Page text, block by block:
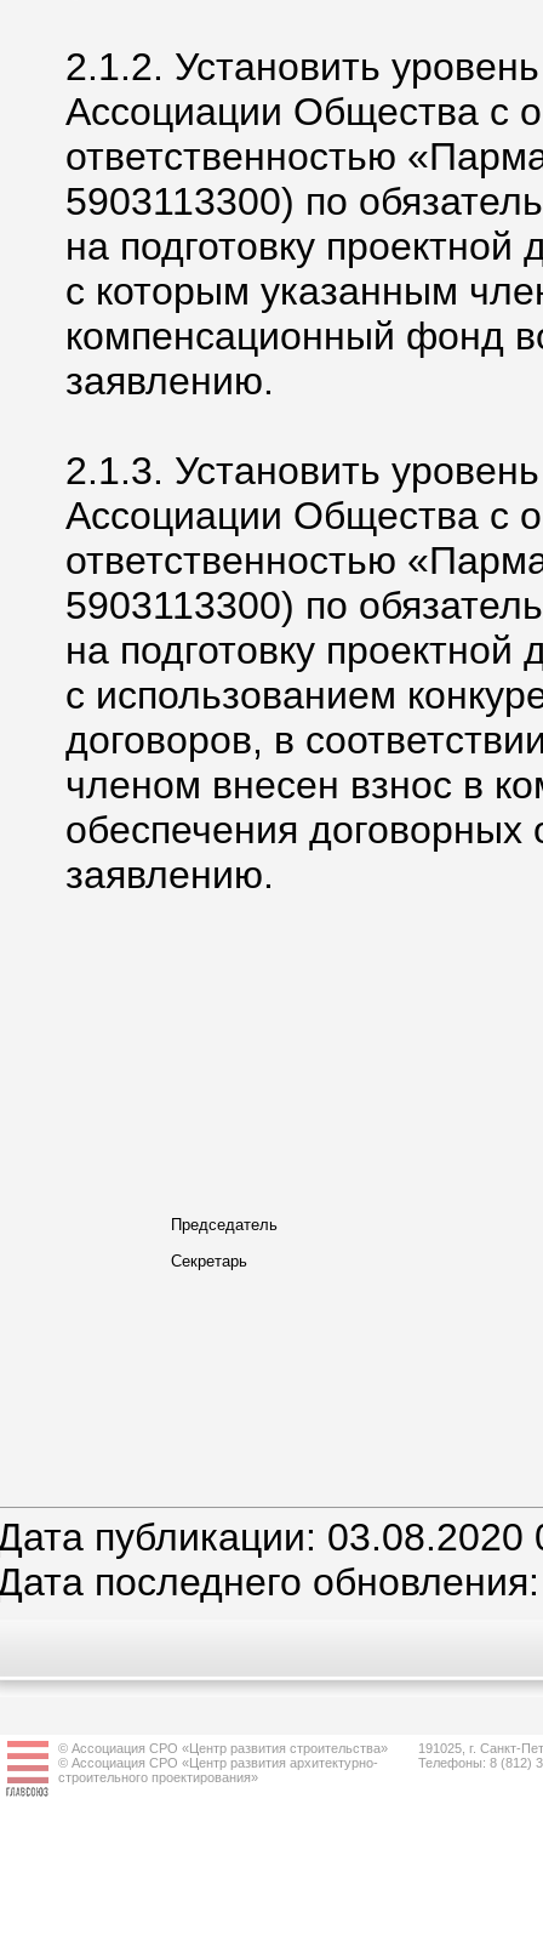
2.1.2. Установить
Ассоциации Общества с
ответственностью
5903113300) по
на подготовку проектной
с которым указанным
компенсационный фонд
заявлению.
2.1.3. Установить
Ассоциации Общества с
ответственностью
5903113300) по
на подготовку
с использованием
договоров, в
членом внесен взнос в
обеспечения договорных
заявлению.
Председатель
Секретарь
публикации: 03.08.2020
последнего
© Ассоциация СРО «Центр развития строительства»
© Ассоциация СРО «Центр развития архитектурно-
строительного проектирования»
191025, г. Санкт-
Телефоны: 8 (812)